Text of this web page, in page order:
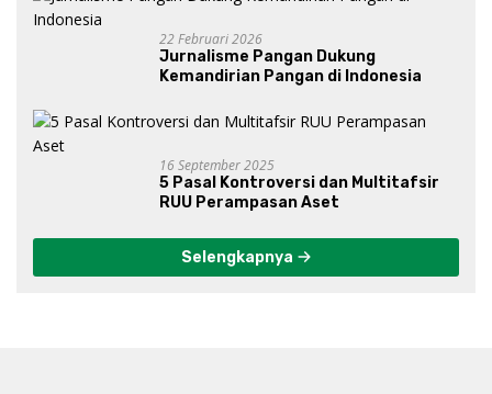
22 Februari 2026
Jurnalisme Pangan Dukung
Kemandirian Pangan di Indonesia
16 September 2025
5 Pasal Kontroversi dan Multitafsir
RUU Perampasan Aset
Selengkapnya